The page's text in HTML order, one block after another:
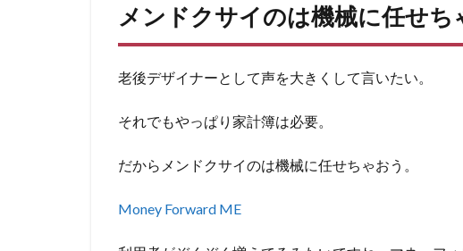
メンドクサイのは機械に任せち
老後デザイナーとして声を大きくして言いたい。
それでもやっぱり家計簿は必要。
だからメンドクサイのは機械に任せちゃおう。
Money Forward ME